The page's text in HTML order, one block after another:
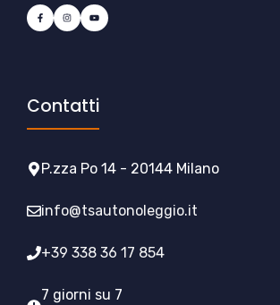
Contatti
P.zza Po 14 - 20144 Milano
info@tsautonoleggio.it
+39 338 36 17 854
7 giorni su 7